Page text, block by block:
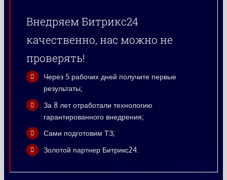
Внедряем Битрикс24
качественно, нас можно не
проверять!
Через 5 рабочих дней получите первые
результаты;
За 8 лет отработали технологию
гарантированного внедрения;
Сами подготовим ТЗ;
Золотой партнер Битрикс24.